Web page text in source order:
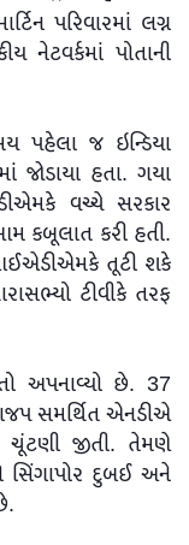
પરિવારમાં લગ્ન
નેટવર્કમાં પોતાની
પહેલા જ ઇન્ડિયા
જોડાયા હતા. ગયા
વચ્ચે સરકાર
કબૂલાત કરી હતી.
તૂટી શકે
ટીવીકે તરફ
અપનાવ્યો છે. 37
સમર્થિત એનડીએ
ચૂંટણી જીતી. તેમણે
સિંગાપોર દુબઈ અને